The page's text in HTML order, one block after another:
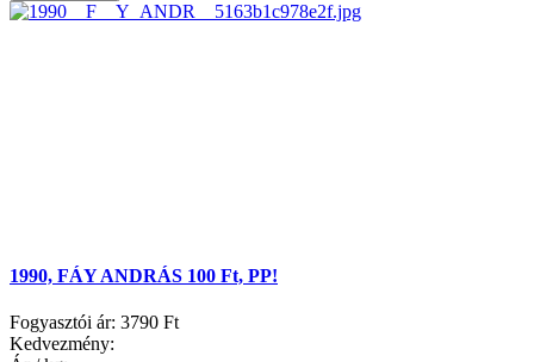
1990, FÁY ANDRÁS 100 Ft, PP!
Fogyasztói ár: 3790 Ft
Kedvezmény: